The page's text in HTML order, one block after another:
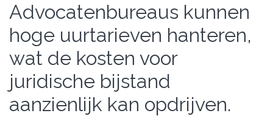
Advocatenbureaus kunnen
hoge uurtarieven hanteren,
wat de kosten voor
juridische bijstand
aanzienlijk kan opdrijven.